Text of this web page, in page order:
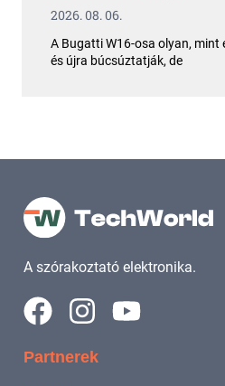
2026. 08. 06.
A Bugatti W16-osa olyan, mint
és újra búcsúztatják, de
A szórakoztató elektronika.
Partnerek